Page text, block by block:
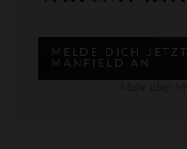
MELDE DICH
MANFIELD AN